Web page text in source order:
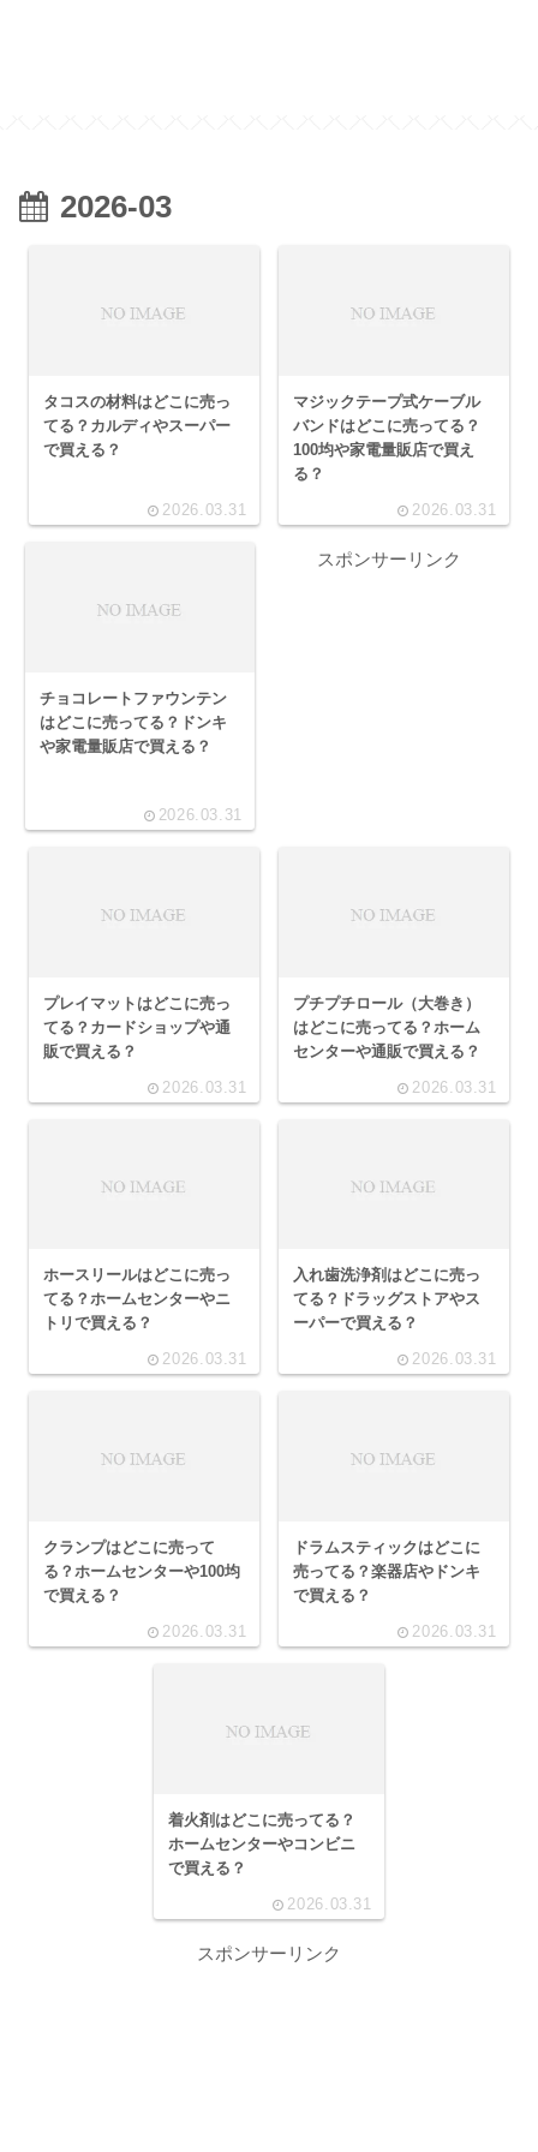
2026-03
タコスの材料はどこに売っ
てる？カルディやスーパー
で買える？
2026.03.31
マジックテープ式ケーブル
バンドはどこに売ってる？
100均や家電量販店で買え
る？
2026.03.31
チョコレートファウンテン
はどこに売ってる？ドンキ
や家電量販店で買える？
2026.03.31
スポンサーリンク
プレイマットはどこに売っ
てる？カードショップや通
販で買える？
2026.03.31
プチプチロール（大巻き）
はどこに売ってる？ホーム
センターや通販で買える？
2026.03.31
ホースリールはどこに売っ
てる？ホームセンターやニ
トリで買える？
2026.03.31
入れ歯洗浄剤はどこに売っ
てる？ドラッグストアやス
ーパーで買える？
2026.03.31
クランプはどこに売って
る？ホームセンターや100均
で買える？
2026.03.31
ドラムスティックはどこに
売ってる？楽器店やドンキ
で買える？
2026.03.31
着火剤はどこに売ってる？
ホームセンターやコンビニ
で買える？
2026.03.31
スポンサーリンク